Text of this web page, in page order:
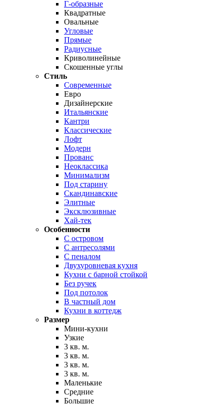
Г-образные
Квадратные
Овальные
Угловые
Прямые
Радиусные
Криволинейные
Скошенные углы
Стиль
Современные
Евро
Дизайнерские
Итальянские
Кантри
Классические
Лофт
Модерн
Прованс
Неоклассика
Минимализм
Под старину
Скандинавские
Элитные
Эксклюзивные
Хай-тек
Особенности
С островом
С антресолями
С пеналом
Двухуровневая кухня
Кухни с барной стойкой
Без ручек
Под потолок
В частный дом
Кухни в коттедж
Размер
Мини-кухни
Узкие
3 кв. м.
3 кв. м.
3 кв. м.
3 кв. м.
Маленькие
Средние
Большие